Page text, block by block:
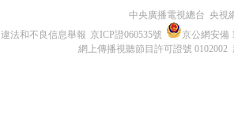
中央廣播電視總台 央視
違法和不良信息舉報 京ICP證060535號
京公網安備
網上傳播視聽節目許可證號 0102002